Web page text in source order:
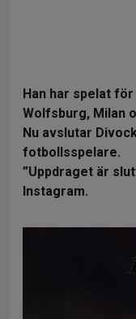
Han har spelat
Wolfsburg, Milan
Nu avslutar
fotbollsspelare.
”Uppdraget är
Instagram.